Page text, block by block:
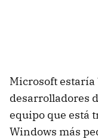
Microsoft
desarrolladores
equipo que está
Windows más